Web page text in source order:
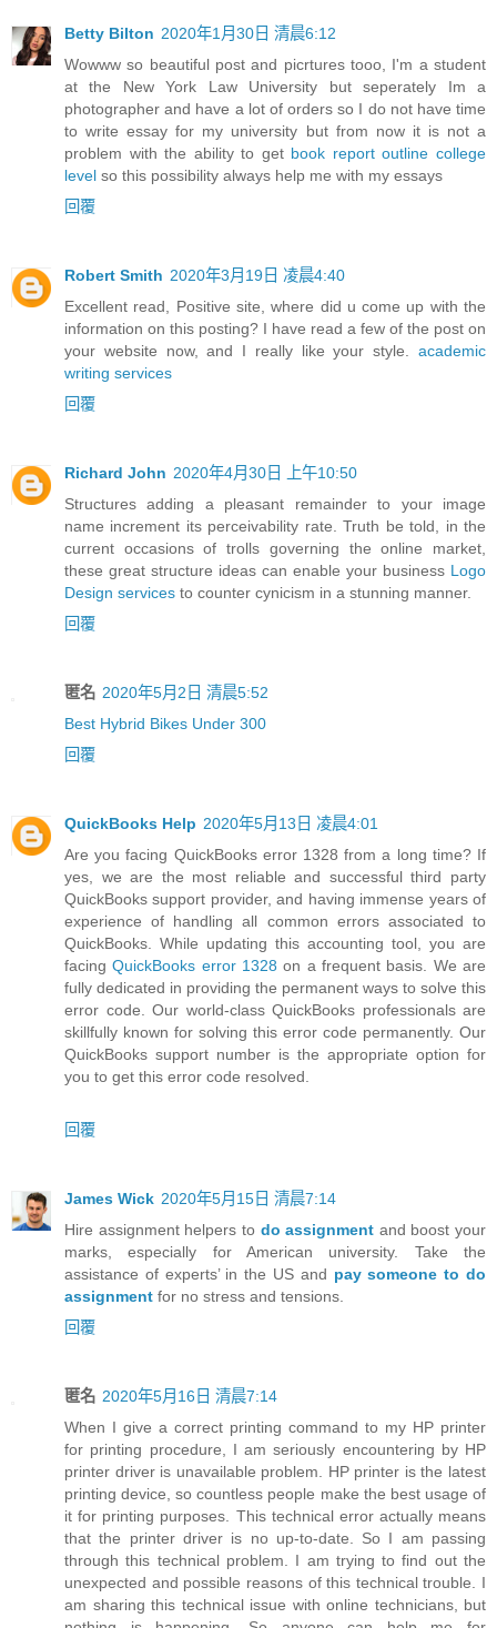
Betty Bilton 2020年1月30日 清晨6:12
Wowww so beautiful post and picrtures tooo, I'm a student
at the New York Law University but seperately Im a
photographer and have a lot of orders so I do not have time
to write essay for my university but from now it is not a
problem with the ability to get book report outline college
level so this possibility always help me with my essays
回覆
Robert Smith 2020年3月19日 凌晨4:40
Excellent read, Positive site, where did u come up with the
information on this posting? I have read a few of the post on
your website now, and I really like your style. academic
writing services
回覆
Richard John 2020年4月30日 上午10:50
Structures adding a pleasant remainder to your image
name increment its perceivability rate. Truth be told, in the
current occasions of trolls governing the online market,
these great structure ideas can enable your business Logo
Design services to counter cynicism in a stunning manner.
回覆
匿名 2020年5月2日 清晨5:52
Best Hybrid Bikes Under 300
回覆
QuickBooks Help 2020年5月13日 凌晨4:01
Are you facing QuickBooks error 1328 from a long time? If
yes, we are the most reliable and successful third party
QuickBooks support provider, and having immense years of
experience of handling all common errors associated to
QuickBooks. While updating this accounting tool, you are
facingQuickBooks error 1328 on a frequent basis. We are
fully dedicated in providing the permanent ways to solve this
error code. Our world-class QuickBooks professionals are
skillfully known for solving this error code permanently. Our
QuickBooks support number is the appropriate option for
you to get this error code resolved.
回覆
James Wick 2020年5月15日 清晨7:14
Hire assignment helpers to do assignment and boost your
marks, especially for American university. Take the
assistance of experts’ in the US and pay someone to do
assignment for no stress and tensions.
回覆
匿名 2020年5月16日 清晨7:14
When I give a correct printing command to my HP printer
for printing procedure, I am seriously encountering by HP
printer driver is unavailable problem. HP printer is the latest
printing device, so countless people make the best usage of
it for printing purposes. This technical error actually means
that the printer driver is no up-to-date. So I am passing
through this technical problem. I am trying to find out the
unexpected and possible reasons of this technical trouble. I
am sharing this technical issue with online technicians, but